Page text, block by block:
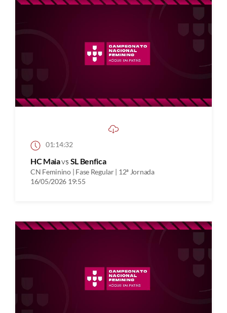
01:14:32
HC Maiavs SL Benfica
CN Feminino | Fase Regular | 12ª Jornada
16/05/2026 19:55